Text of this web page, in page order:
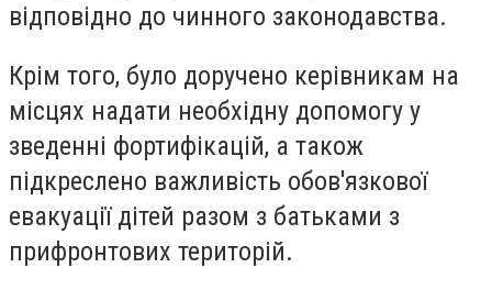
відповідно до чинного законодавства.
Крім того, було доручено керівникам на
місцях надати необхідну допомогу у
зведенні фортифікацій, а також
підкреслено важливість обов'язкової
евакуації дітей разом з батьками з
прифронтових територій.